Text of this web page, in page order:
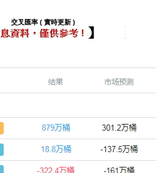
交叉匯率 ( 實時更新 )